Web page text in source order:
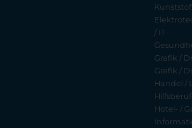
/ IT
Grafik /
Grafik /
Handel /
Hotel- /